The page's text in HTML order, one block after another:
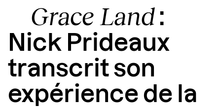
Grace Land :
Nick Prideaux
transcrit son
expérience de la